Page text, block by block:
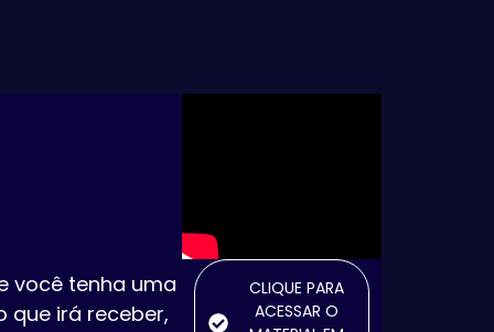
você tenha uma
que irá receber,
CLIQUE PARA
ACESSAR O